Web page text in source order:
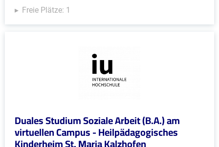
Freie Plätze: 1
Duales Studium Soziale Arbeit (B.A.) am
virtuellen Campus - Heilpädagogisches